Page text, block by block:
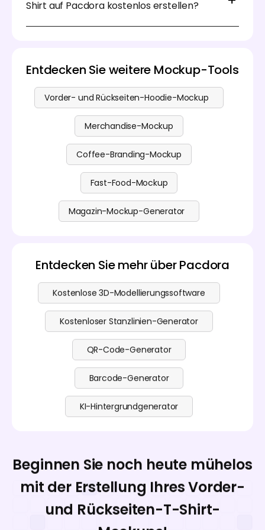
unterstützt – ideal, um Ihre Produkt-Mockups
Shirt auf Pacdora kostenlos erstellen?
Premium-Bearbeitungsfunktionen an. Besuchen Sie
unserePreisseite, um weitere Informationen zu
erhalten.
Entdecken Sie weitere Mockup-Tools
Vorder- und Rückseiten-Hoodie-Mockup
Merchandise-Mockup
Coffee-Branding-Mockup
Fast-Food-Mockup
Magazin-Mockup-Generator
Entdecken Sie mehr über Pacdora
Kostenlose 3D-Modellierungssoftware
Kostenloser Stanzlinien-Generator
QR-Code-Generator
Barcode-Generator
KI-Hintergrundgenerator
Beginnen Sie noch heute mühelos
mit der Erstellung Ihres Vorder-
und Rückseiten-T-Shirt-